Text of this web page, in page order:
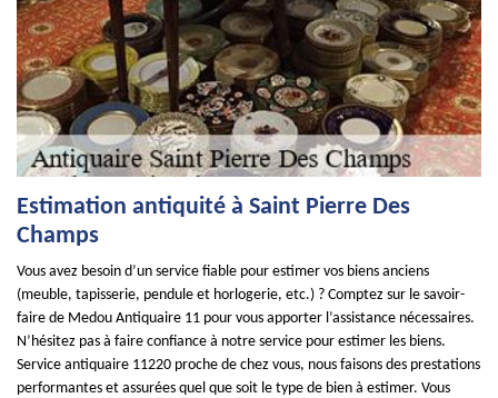
Estimation antiquité à Saint Pierre Des
Champs
Vous avez besoin d’un service fiable pour estimer vos biens anciens
(meuble, tapisserie, pendule et horlogerie, etc.) ? Comptez sur le savoir-
faire de Medou Antiquaire 11 pour vous apporter l’assistance nécessaires.
N’hésitez pas à faire confiance à notre service pour estimer les biens.
Service antiquaire 11220 proche de chez vous, nous faisons des prestations
performantes et assurées quel que soit le type de bien à estimer. Vous